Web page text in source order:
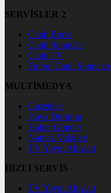
SERVİSLER 2
Canlı Borsa
Canlı Sonuçlar
Canlı TV
Futbol Canlı Sonuçlar
MULTİMEDYA
Gazeteler
Hava Durumu
Haber Gönder
Namaz Vakitleri
TV Yayın Akışları
HIZLI SERVİS
TV Yayın Akışları